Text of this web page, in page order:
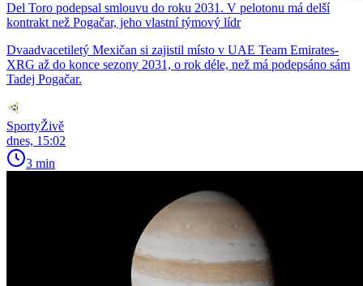
Del Toro podepsal smlouvu do roku 2031. V pelotonu má delší
kontrakt než Pogačar, jeho vlastní týmový lídr
Dvaadvacetiletý Mexičan si zajistil místo v UAE Team Emirates-
XRG až do konce sezony 2031, o rok déle, než má podepsáno sám
Tadej Pogačar.
SportyŽivě
dnes, 15:02
3 min